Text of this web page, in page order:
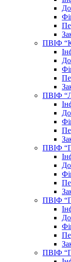
ПВІФ
ПВІФ
ПВІФ
ПВІФ
ПВІФ